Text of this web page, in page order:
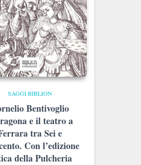
SAGGI BIBLION
Bentivoglio
e il teatro a
tra Sei e
Con l’edizione
della Pulcheria